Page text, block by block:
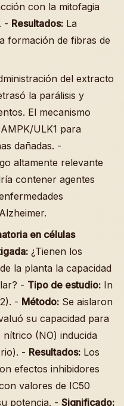
con la mitofagia
- Resultados: La
formación de fibras de
del extracto
la parálisis y
El mecanismo
ULK1 para
dañadas. -
altamente relevante
contener agentes
en células
¿Tienen los
la planta la capacidad
- Tipo de estudio: In
- Método: Se aislaron
su capacidad para
(NO) inducida
- Resultados: Los
efectos inhibidores
valores de IC50
potencia. - Significado: